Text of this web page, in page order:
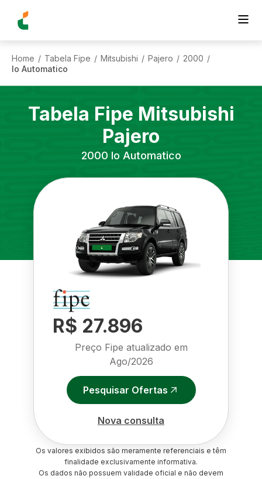
Home / Tabela Fipe / Mitsubishi / Pajero / 2000 /
Io Automatico
Tabela Fipe Mitsubishi
Pajero
2000 Io Automatico
R$ 27.896
Preço Fipe atualizado em
Ago/2026
Pesquisar Ofertas
Nova consulta
Os valores exibidos são meramente referenciais e têm
finalidade exclusivamente informativa.
Os dados não possuem validade oficial e não devem